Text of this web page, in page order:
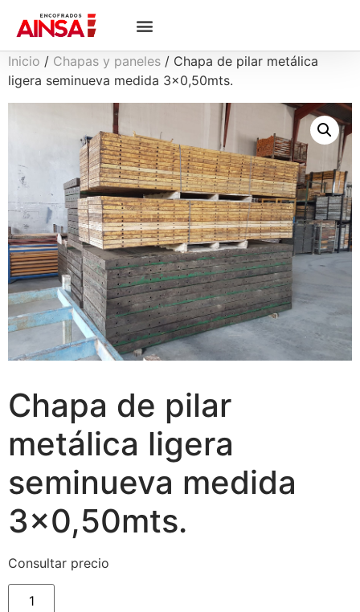
Inicio / Chapas y paneles / Chapa de pilar metálica
ligera seminueva medida 3×0,50mts.
Chapa de pilar
metálica ligera
seminueva medida
3×0,50mts.
Consultar precio